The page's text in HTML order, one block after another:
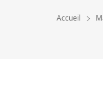
Accueil